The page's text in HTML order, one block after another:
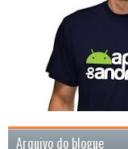
Arquivo do blogue